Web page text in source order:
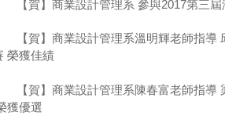
【賀】商業設計管理系 參與2017第三
【賀】商業設計管理系溫明輝老師指
榮獲佳績
【賀】商業設計管理系陳春富老師指
獲優選